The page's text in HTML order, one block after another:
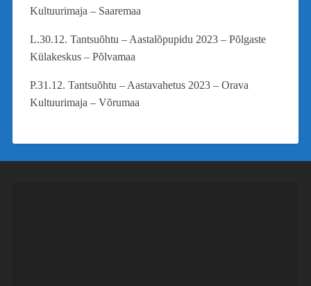
Kultuurimaja – Saaremaa
L.30.12. Tantsuõhtu – Aastalõpupidu 2023 – Põlgaste
Külakeskus – Põlvamaa
P.31.12. Tantsuõhtu – Aastavahetus 2023 – Orava
Kultuurimaja – Võrumaa